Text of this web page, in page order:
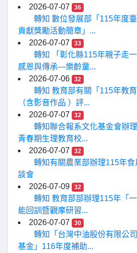
2026-07-07
36
轉知 數位發展部「115年度
貢獻獎勵活動簡章」...
2026-07-07
33
轉知 「彰化縣115年親子走
感恩與傳承—樂齡童...
2026-07-06
32
轉知 教育部有關「115年教
（含影音作品 ）評...
2026-07-07
32
轉知聯合報系文化基金會辦
青春期生理教育校...
2026-07-07
32
轉知有關農業部辦理115年
談會
2026-07-09
32
轉知 教育部部辦理115年「
能回訓暨觀摩研習...
2026-07-07
30
轉知「台灣中油股份有限公
基金」116年度補助...